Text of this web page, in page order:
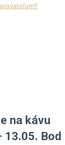
na kávu
Bod